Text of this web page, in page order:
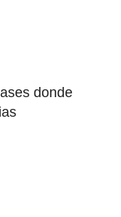
donde